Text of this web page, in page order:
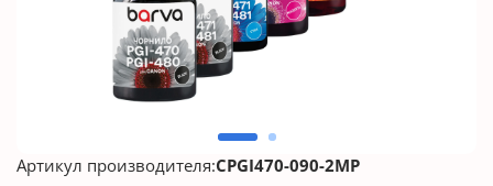
Артикул производителя:CPGI470-090-2MP